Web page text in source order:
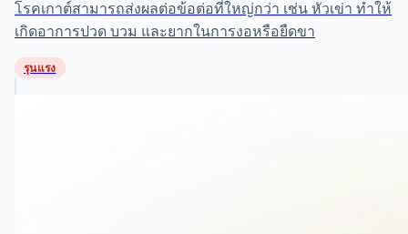
โรคเกาต์สามารถส่งผลต่อข้อต่อที่ใหญ่กว่า เช่น หัวเข่า ทำให้
เกิดอาการปวด บวม และยากในการงอหรือยืดขา
รุนแรง